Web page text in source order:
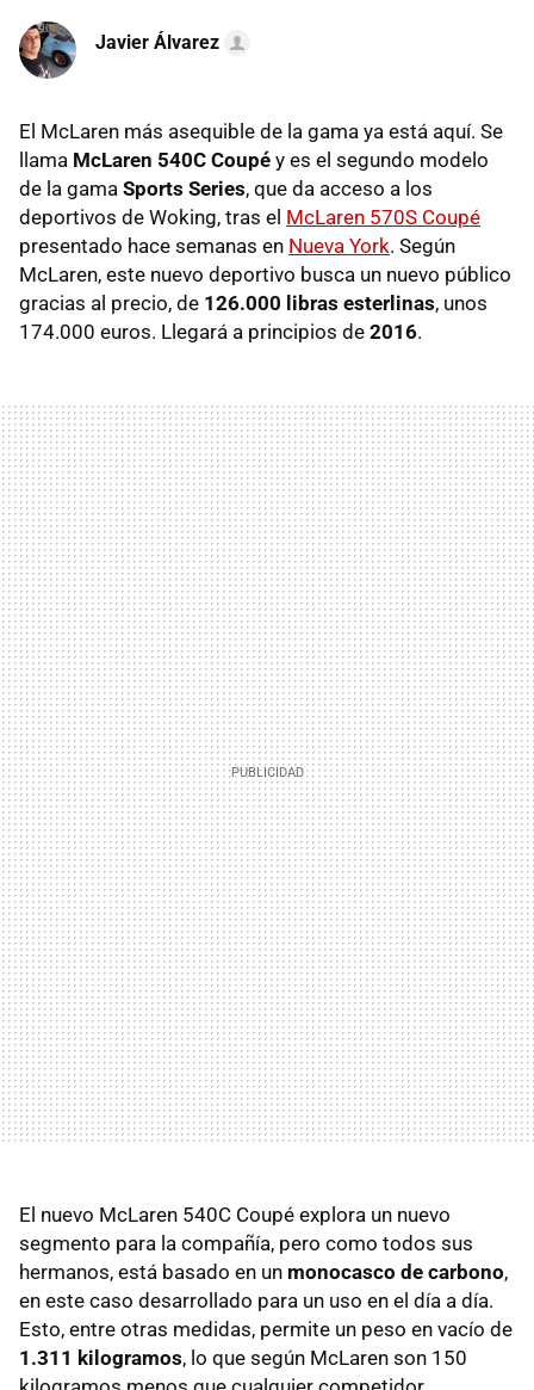
Javier Álvarez
El McLaren más asequible de la gama ya está aquí. Se
llama McLaren 540C Coupé y es el segundo modelo
de la gama Sports Series, que da acceso a los
deportivos de Woking, tras el McLaren 570S Coupé
presentado hace semanas en Nueva York. Según
McLaren, este nuevo deportivo busca un nuevo público
gracias al precio, de 126.000 libras esterlinas, unos
174.000 euros. Llegará a principios de 2016.
El nuevo McLaren 540C Coupé explora un nuevo
segmento para la compañía, pero como todos sus
hermanos, está basado en un monocasco de carbono,
en este caso desarrollado para un uso en el día a día.
Esto, entre otras medidas, permite un peso en vacío de
1.311 kilogramos, lo que según McLaren son 150